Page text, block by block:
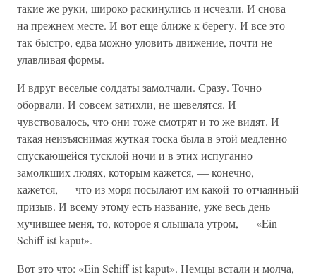
такие же руки, широко раскинулись и исчезли. И снова
на прежнем месте. И вот еще ближе к берегу. И все это
так быстро, едва можно уловить движение, почти не
улавливая формы.
И вдруг веселые солдаты замолчали. Сразу. Точно
оборвали. И совсем затихли, не шевелятся. И
чувствовалось, что они тоже смотрят и то же видят. И
такая неизъяснимая жуткая тоска была в этой медленно
спускающейся тусклой ночи и в этих испуганно
замолкших людях, которым кажется, — конечно,
кажется, — что из моря посылают им какой-то отчаянный
призыв. И всему этому есть название, уже весь день
мучившее меня, то, которое я слышала утром, — «Ein
Schiff ist kaput».
Вот это что: «Ein Schiff ist kaput». Немцы встали и молча,